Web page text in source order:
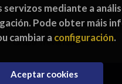
Engadir á cesta
Galaxia . Todos os dereitos
Grupo Trevenque
servizos mediante a
Pode obter máis
cambiar a configuración.
Aceptar cookies